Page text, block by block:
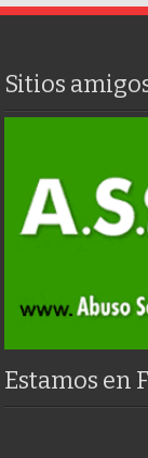
Sitios
Estamos en